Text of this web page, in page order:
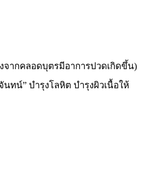
ากคลอดบุตรมีอาการปวดเกิดขึ้น)
ทน์” บำรุงโลหิต บำรุงผิวเนื้อให้